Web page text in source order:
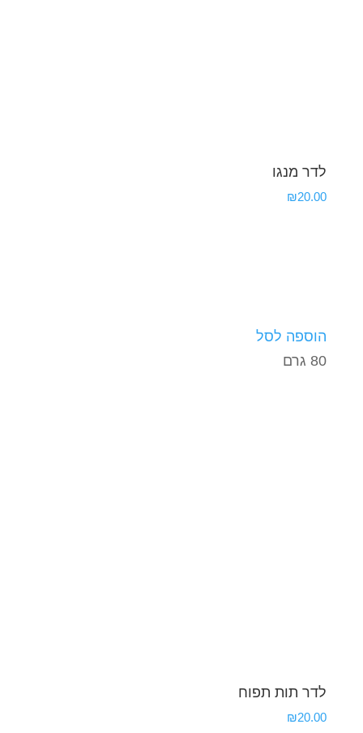
לדר מנגו
₪20.00
הוספה לסל
80 גרם
לדר תות תפוח
₪20.00